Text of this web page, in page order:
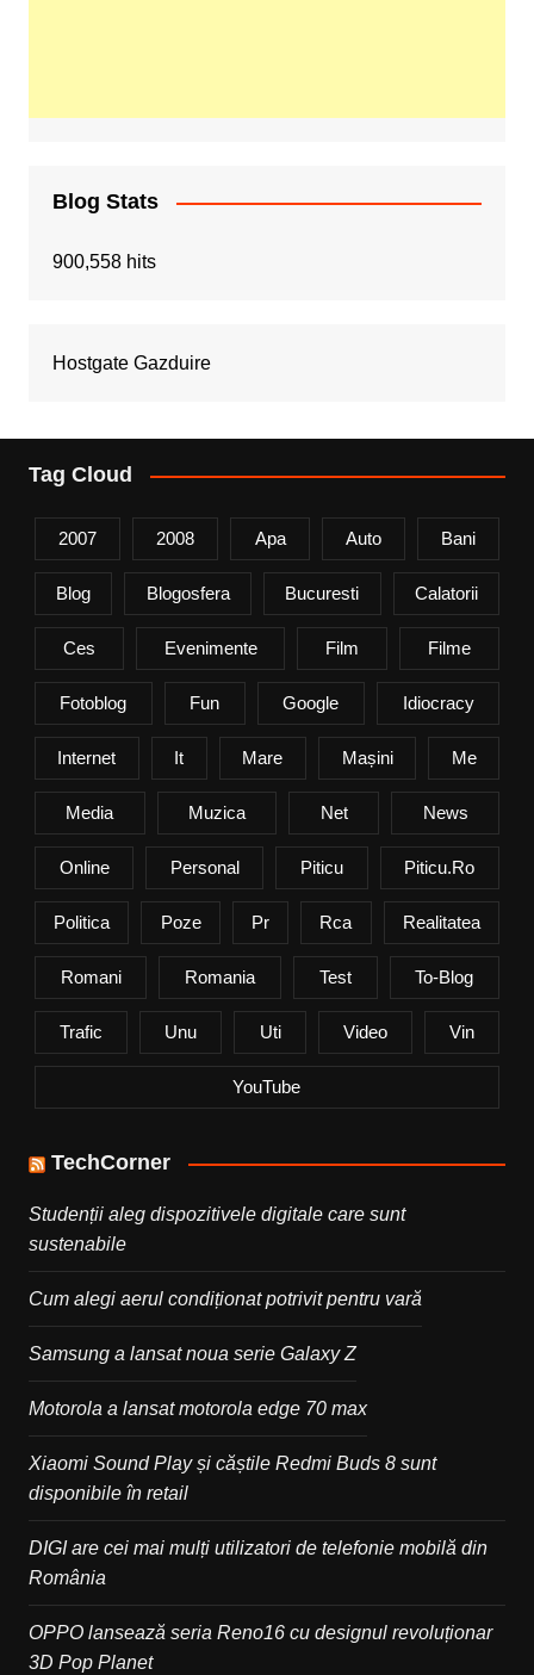
Blog Stats
900,558 hits
Hostgate Gazduire
Tag Cloud
2007 2008 Apa Auto Bani
Blog Blogosfera Bucuresti Calatorii
Ces Evenimente Film Filme
Fotoblog Fun Google Idiocracy
Internet It Mare Mașini Me
Media Muzica Net News
Online Personal Piticu Piticu.ro
Politica Poze Pr Rca Realitatea
Romani Romania Test To-Blog
Trafic Unu Uti Video Vin
YouTube
TechCorner
Studenții aleg dispozitivele digitale care sunt
sustenabile
Cum alegi aerul condiționat potrivit pentru vară
Samsung a lansat noua serie Galaxy Z
Motorola a lansat motorola edge 70 max
Xiaomi Sound Play și căștile Redmi Buds 8 sunt
disponibile în retail
DIGI are cei mai mulți utilizatori de telefonie mobilă din
România
OPPO lansează seria Reno16 cu designul revoluționar
3D Pop Planet